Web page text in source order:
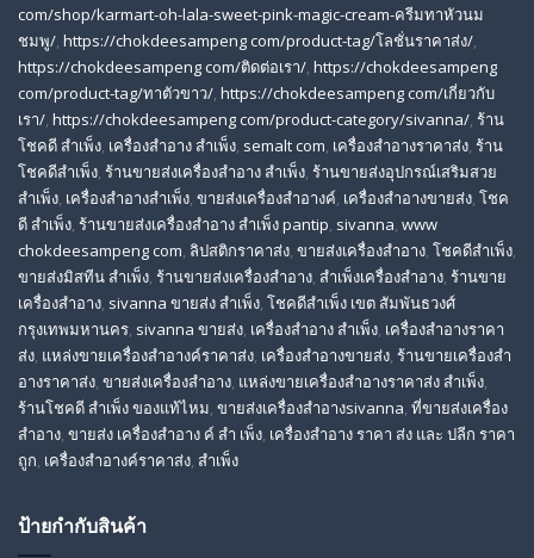
com/shop/karmart-oh-lala-sweet-pink-magic-cream-ครีมทาหัวนม
ชมพู/, https://chokdeesampeng com/product-tag/โลชั่นราคาส่ง/,
https://chokdeesampeng com/ติดต่อเรา/, https://chokdeesampeng
com/product-tag/ทาตัวขาว/, https://chokdeesampeng com/เกี่ยวกับ
เรา/, https://chokdeesampeng com/product-category/sivanna/, ร้าน
โชคดี สําเพ็ง, เครื่องสำอาง สำเพ็ง, semalt com, เครื่องสำอางราคาส่ง, ร้าน
โชคดีสำเพ็ง, ร้านขายส่งเครื่องสําอาง สําเพ็ง, ร้านขายส่งอุปกรณ์เสริมสวย
สําเพ็ง, เครื่องสำอางสำเพ็ง, ขายส่งเครื่องสำอางค์, เครื่องสำอางขายส่ง, โชค
ดี สําเพ็ง, ร้านขายส่งเครื่องสําอาง สําเพ็ง pantip, sivanna, www
chokdeesampeng com, ลิปสติกราคาส่ง, ขายส่งเครื่องสำอาง, โชคดีสำเพ็ง,
ขายส่งมิสทีน สําเพ็ง, ร้านขายส่งเครื่องสำอาง, สําเพ็งเครื่องสําอาง, ร้านขาย
เครื่องสำอาง, sivanna ขายส่ง สําเพ็ง, โชคดีสำเพ็ง เขต สัมพันธวงศ์
กรุงเทพมหานคร, sivanna ขายส่ง, เครื่องสําอาง สําเพ็ง, เครื่องสําอางราคา
ส่ง, แหล่งขายเครื่องสําอางค์ราคาส่ง, เครื่องสําอางขายส่ง, ร้านขายเครื่องสํา
อางราคาส่ง, ขายส่งเครื่องสําอาง, แหล่งขายเครื่องสําอางราคาส่ง สําเพ็ง,
ร้านโชคดี สําเพ็ง ของแท้ไหม, ขายส่งเครื่องสําอางsivanna, ที่ขายส่งเครื่อง
สําอาง, ขายส่ง เครื่องสำอาง ค์ สำ เพ็ง, เครื่องสำอาง ราคา ส่ง และ ปลีก ราคา
ถูก, เครื่องสำอางค์ราคาส่ง, สำเพ็ง
ป้ายกำกับสินค้า